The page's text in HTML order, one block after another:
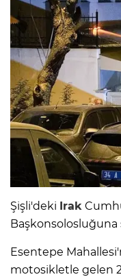
Şişli'deki Irak
Başkonsolosluğuna
Esentepe
motosikletle gelen